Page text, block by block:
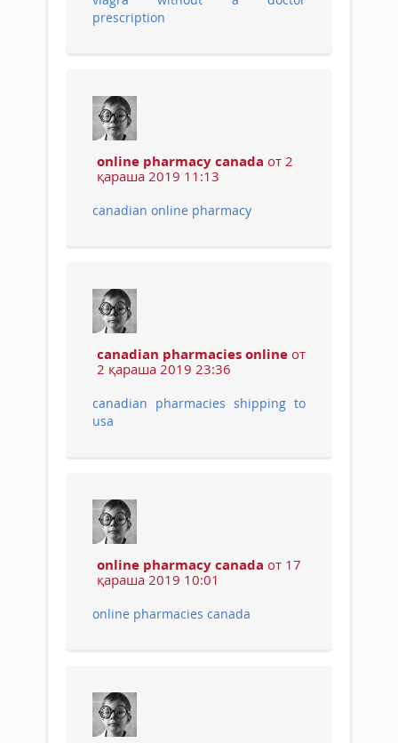
prescription
online pharmacy canada от 2
қараша 2019 11:13
canadian online pharmacy
canadian pharmacies online от
2 қараша 2019 23:36
canadian pharmacies shipping to
usa
online pharmacy canada от 17
қараша 2019 10:01
online pharmacies canada